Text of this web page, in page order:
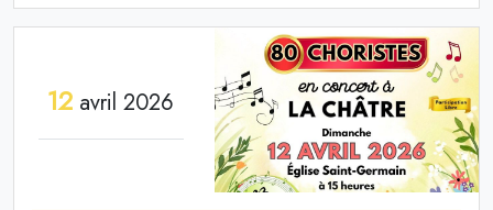
12 avril 2026